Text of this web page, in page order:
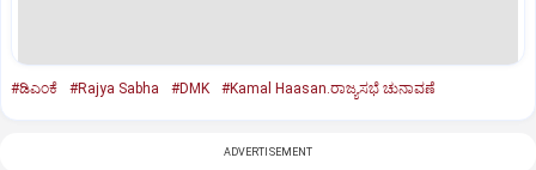
#ಡಿಎಂಕೆ #Rajya Sabha #DMK #Kamal Haasan.ರಾಜ್ಯಸಭೆ ಚುನಾವಣೆ
ADVERTISEMENT